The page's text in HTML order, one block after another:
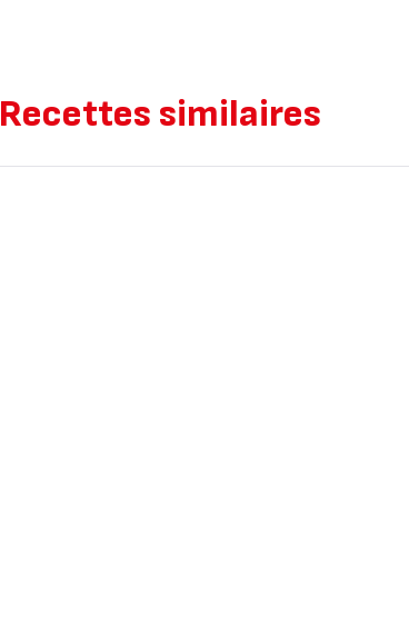
Recettes similaires